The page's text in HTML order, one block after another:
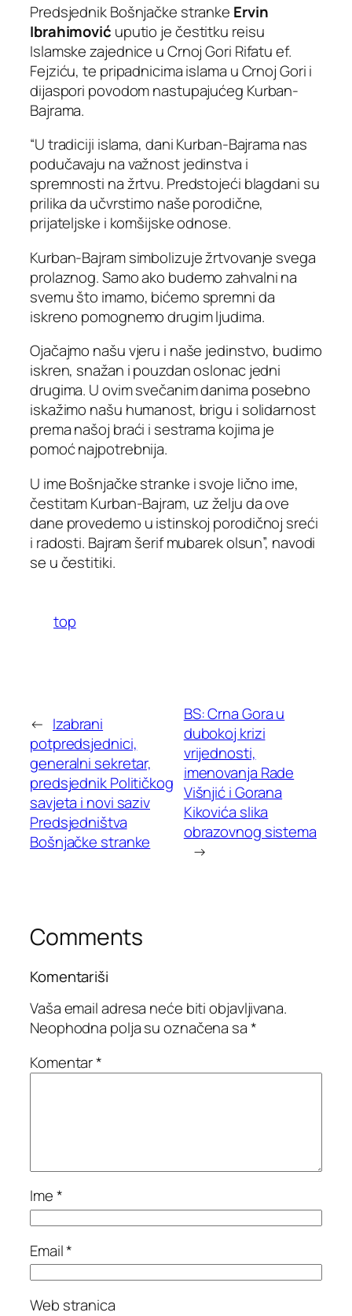
Predsjednik Bošnjačke stranke Ervin
Ibrahimović uputio je čestitku reisu
Islamske zajednice u Crnoj Gori Rifatu ef.
Fejziću, te pripadnicima islama u Crnoj Gori i
dijaspori povodom nastupajućeg Kurban-
Bajrama.
“U tradiciji islama, dani Kurban-Bajrama nas
podučavaju na važnost jedinstva i
spremnosti na žrtvu. Predstojeći blagdani su
prilika da učvrstimo naše porodične,
prijateljske i komšijske odnose.
Kurban-Bajram simbolizuje žrtvovanje svega
prolaznog. Samo ako budemo zahvalni na
svemu što imamo, bićemo spremni da
iskreno pomognemo drugim ljudima.
Ojačajmo našu vjeru i naše jedinstvo, budimo
iskren, snažan i pouzdan oslonac jedni
drugima. U ovim svečanim danima posebno
iskažimo našu humanost, brigu i solidarnost
prema našoj braći i sestrama kojima je
pomoć najpotrebnija.
U ime Bošnjačke stranke i svoje lično ime,
čestitam Kurban-Bajram, uz želju da ove
dane provedemo u istinskoj porodičnoj sreći
i radosti. Bajram šerif mubarek olsun”, navodi
se u čestitiki.
top
← Izabrani
potpredsjednici,
generalni sekretar,
predsjednik Političkog
savjeta i novi saziv
Predsjedništva
Bošnjačke stranke
BS: Crna Gora u
dubokoj krizi
vrijednosti,
imenovanja Rade
Višnjić i Gorana
Kikovića slika
obrazovnog sistema
→
Comments
Komentariši
Vaša email adresa neće biti objavljivana.
Neophodna polja su označena sa*
Komentar*
Ime*
Email*
Web stranica